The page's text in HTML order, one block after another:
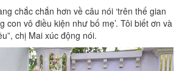
chắc chắn hơn về câu nói ‘trên thế gian
con vô điều kiện như bố mẹ’. Tôi biết ơn và
chị Mai xúc động nói.